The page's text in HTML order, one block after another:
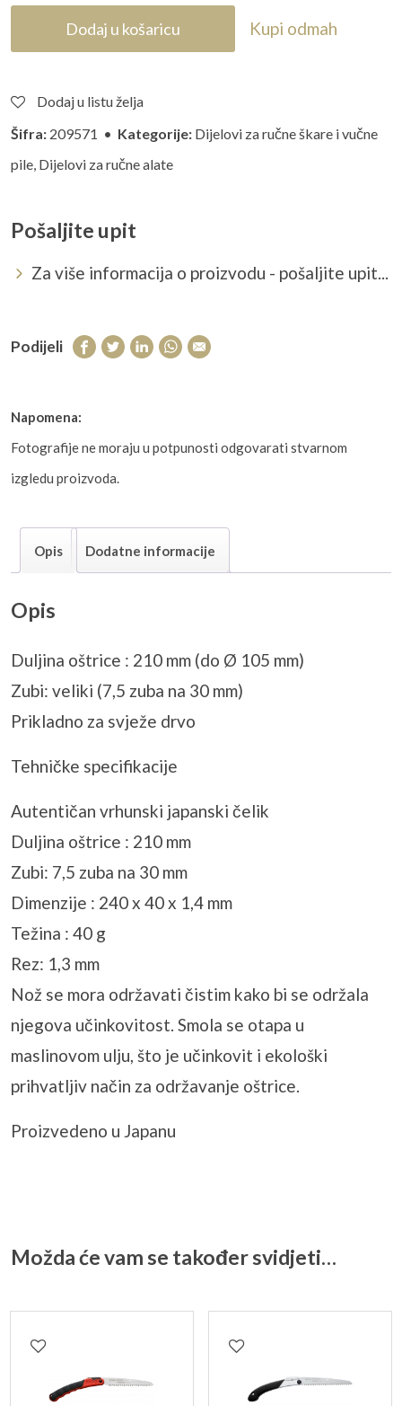
Dodaj u košaricu Kupi odmah
Dodaj u listu želja
Šifra: 209571 • Kategorije: Dijelovi za ručne škare i vučne
pile, Dijelovi za ručne alate
Pošaljite upit
Za više informacija o proizvodu - pošaljite upit...
Podijeli
Napomena:
Fotografije ne moraju u potpunosti odgovarati stvarnom
izgledu proizvoda.
Opis Dodatne informacije
Opis
Duljina oštrice : 210 mm (do Ø 105 mm)
Zubi: veliki (7,5 zuba na 30 mm)
Prikladno za svježe drvo
Tehničke specifikacije
Autentičan vrhunski japanski čelik
Duljina oštrice : 210 mm
Zubi: 7,5 zuba na 30 mm
Dimenzije : 240 x 40 x 1,4 mm
Težina : 40 g
Rez: 1,3 mm
Nož se mora održavati čistim kako bi se održala
njegova učinkovitost. Smola se otapa u
maslinovom ulju, što je učinkovit i ekološki
prihvatljiv način za održavanje oštrice.
Proizvedeno u Japanu
Možda će vam se također svidjeti…